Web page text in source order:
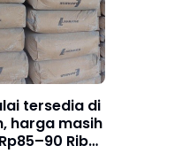
tersedia di
harga masih
Ribu